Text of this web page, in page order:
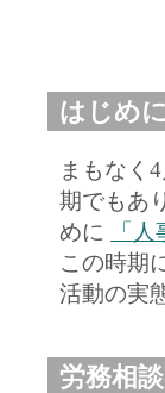
はじめに
まもなく
期でもあ
めに
「
この時期
活動の実
労務相